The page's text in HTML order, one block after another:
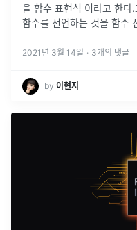
을 함수 표현식 이라고 한
함수를 선언하는 것을 함수
2021년 3월 14일 · 3개의 댓글
by 이현지